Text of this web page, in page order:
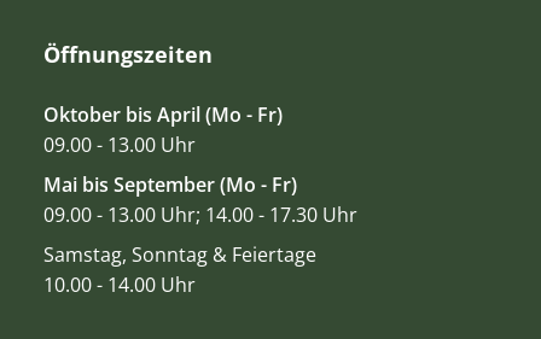
Öffnungszeiten
Oktober bis April (Mo - Fr)
09.00 - 13.00 Uhr
Mai bis September (Mo - Fr)
09.00 - 13.00 Uhr; 14.00 - 17.30 Uhr
Samstag, Sonntag & Feiertage
10.00 - 14.00 Uhr